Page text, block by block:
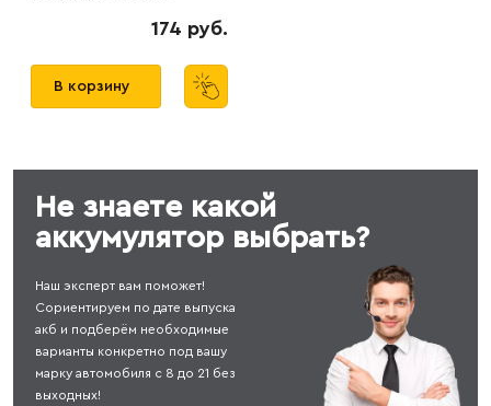
174 руб.
В корзину
Не знаете какой
аккумулятор выбрать?
Наш эксперт вам поможет!
Сориентируем по дате выпуска
акб и подберём необходимые
варианты конкретно под вашу
марку автомобиля с 8 до 21 без
выходных!